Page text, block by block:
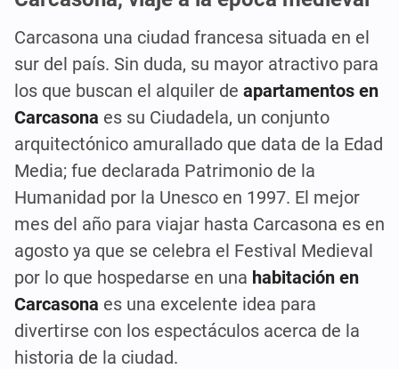
Carcasona una ciudad francesa situada en el
sur del país. Sin duda, su mayor atractivo para
los que buscan el alquiler de apartamentos en
Carcasona es su Ciudadela, un conjunto
arquitectónico amurallado que data de la Edad
Media; fue declarada Patrimonio de la
Humanidad por la Unesco en 1997. El mejor
mes del año para viajar hasta Carcasona es en
agosto ya que se celebra el Festival Medieval
por lo que hospedarse en una habitación en
Carcasona es una excelente idea para
divertirse con los espectáculos acerca de la
historia de la ciudad.